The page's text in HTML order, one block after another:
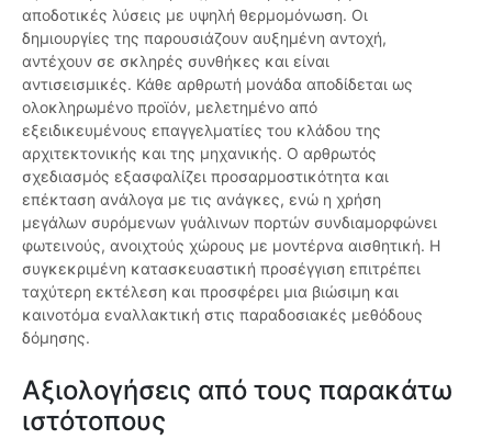
αποδοτικές λύσεις με υψηλή θερμομόνωση. Οι
δημιουργίες της παρουσιάζουν αυξημένη αντοχή,
αντέχουν σε σκληρές συνθήκες και είναι
αντισεισμικές. Κάθε αρθρωτή μονάδα αποδίδεται ως
ολοκληρωμένο προϊόν, μελετημένο από
εξειδικευμένους επαγγελματίες του κλάδου της
αρχιτεκτονικής και της μηχανικής. Ο αρθρωτός
σχεδιασμός εξασφαλίζει προσαρμοστικότητα και
επέκταση ανάλογα με τις ανάγκες, ενώ η χρήση
μεγάλων συρόμενων γυάλινων πορτών συνδιαμορφώνει
φωτεινούς, ανοιχτούς χώρους με μοντέρνα αισθητική. Η
συγκεκριμένη κατασκευαστική προσέγγιση επιτρέπει
ταχύτερη εκτέλεση και προσφέρει μια βιώσιμη και
καινοτόμα εναλλακτική στις παραδοσιακές μεθόδους
δόμησης.
Αξιολογήσεις από τους παρακάτω
ιστότοπους